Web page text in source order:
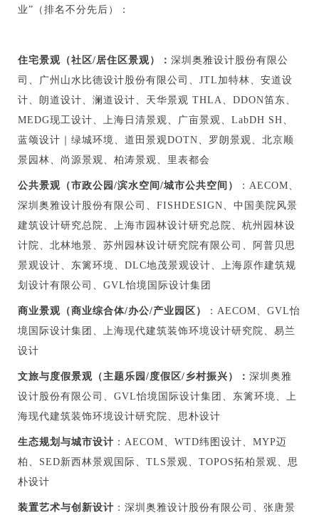
业”（排名不分先后）：
住宅景观（社区/居住区景观）： 深圳奥雅设计股份有限公
司、广州山水比德设计股份有限公司、JTL加特林、安道设
计、朗道设计、澜道设计、天华景观 THLA、DDON笛东、
MEDG现工设计、上海日清景观、广亩景观、LabDH SH、
蓝颂设计｜绿城环境、道田景观DOTN、罗朗景观、北京顺
景园林、尚源景观、柏涛景观、里表都会
公共景观（市政公园/滨水空间/城市公共空间）
：AECOM、
深圳奥雅设计股份有限公司、FISHDESIGN、中国美院风景
建筑设计研究总院、上海市园林设计研究总院、杭州园林设
计院、北林地景、苏州园林设计研究院有限公司、阿普贝思
景观设计、东篱环境、DLC地茂景观设计、上海原作建筑规
划设计有限公司、GVL怡境国际设计集团
商业景观（商业综合体/办公/产业园区）
：AECOM、GVL怡
境国际设计集团、上海现代建筑装饰环境设计研究院、易兰
设计
文旅与度假景观（主题乐园/度假区/乡村振兴）： 深圳奥雅
设计股份有限公司、GVL怡境国际设计集团、东篱环境、上
海现代建筑装饰环境设计研究院、思朴设计
生态规划与城市设计 ：AECOM、WTD纬图设计、MYP迈
柏、SED新西林景观国际、TLS景观、TOPOS拓柏景观、思
朴设计
装置艺术与创新设计 ：深圳奥雅设计股份有限公司、张唐景